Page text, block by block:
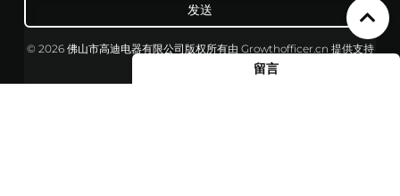
留言
发送
© 2026 佛山市高迪电器有限公司版权所有由 Growthofficer.cn 提供支持